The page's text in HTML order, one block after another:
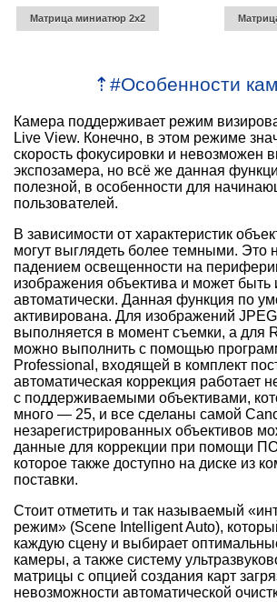
Матрица миниатюр 2х2
⇡ #Особенности
Камера поддерживает режим
Live View. Конечно, в этом режиме
скорость фокусировки и невозможен
экспозамера, но всё же данная
полезной, в особенности для
пользователей.
В зависимости от характеристик
могут выглядеть более темными. Это
падением освещенности на
изображения объектива и может быть
автоматически. Данная функция по
активирована. Для изображений
выполняется в момент съемки, а для
можно выполнить с помощью
Professional, входящей в комплект
автоматическая коррекция работает
с поддерживаемыми объективами,
много — 25, и все сделаны самой
незарегистрированных объективов
данные для коррекции при помощи
которое также доступно на диске из
поставки.
Стоит отметить и так называемый
режим» (Scene Intelligent Auto),
каждую сцену и выбирает
камеры, а также систему
матрицы с опцией создания карт
невозможности автоматической